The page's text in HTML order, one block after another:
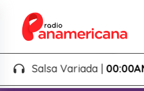
Salsa Variada |00:00AM -